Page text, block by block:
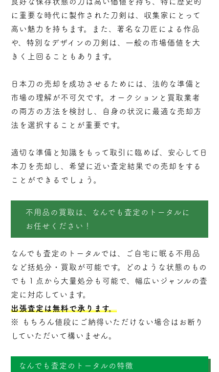
に重要な時代に製作された刀剣は、収集家にとって
高い魅力を持ちます。また、著名な刀匠による作品
や、特別なデザインの刀剣は、一般の市場価値を大
きく上回ることもあります。
日本刀の売却を成功させるためには、法的な準備と
市場の理解が不可欠です。オークションと買取業者
の両方の方法を検討し、自身の状況に最適な売却方
法を選択することが重要です。
適切な準備と知識をもって取引に臨めば、安心して日
本刀を売却し、希望に近い査定結果での売却をする
ことができるでしょう。
不用品の買取は、なんでも査定のトータルに
お任せください！
なんでも査定のトータルでは、ご自宅に眠る不用品
など括処分・ 買取 が可能です。どのような状態のもの
でも１点から大量処分も可能で、幅広いジャンルの査
定に対応しています。
出張査定は無料で承ります。
※ もちろん値段にご納得いただけない場合はお断り
していただいて構いません。
なんでも査定のトータルの特徴